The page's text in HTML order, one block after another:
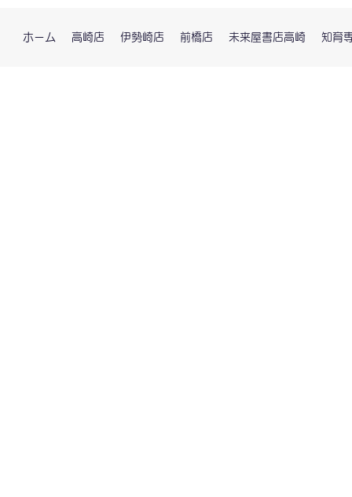
ホーム 高崎店 伊勢崎店 前橋店 未来屋書店高崎 知育